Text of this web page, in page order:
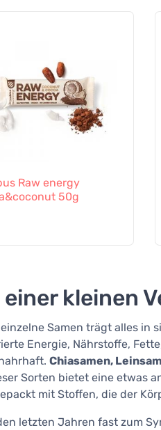
Raw energy
50g
kleinen
Samen trägt alles in
Energie, Nährstoffe,
Chiasamen,
Sorten bietet eine etwas
mit Stoffen, die der
letzten Jahren fast zum